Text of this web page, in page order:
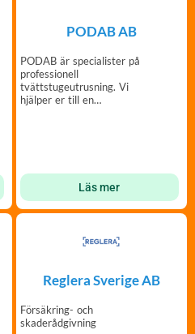
PODAB AB
PODAB är specialister på
professionell
tvättstugeutrusning. Vi
hjälper er till en
Läs mer
Reglera Sverige AB
Försäkring- och
skaderådgivning